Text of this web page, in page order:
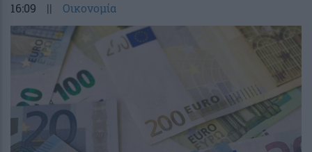
16:09 || Οικονομία